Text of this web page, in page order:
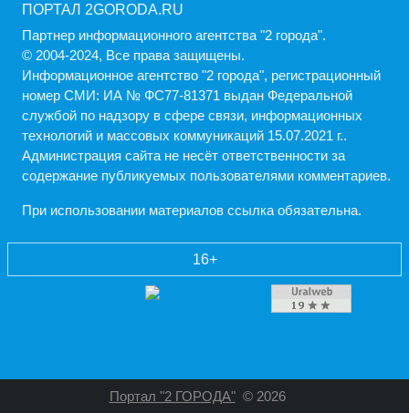
ПОРТАЛ 2GORODA.RU
Партнер информационного агентства "2 города".
© 2004-2024, Все права защищены.
Информационное агентство "2 города", регистрационный
номер СМИ: ИА № ФС77-81371 выдан Федеральной
службой по надзору в сфере связи, информационных
технологий и массовых коммуникаций 15.07.2021 г..
Администрация cайта не несёт ответственности за
содержание публикуемых пользователями комментариев.
При использовании материалов ссылка обязательна.
16+
Портал "2 ГОРОДА" © 2026